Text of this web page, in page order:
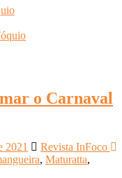
o Carnaval
2021
Revista InFoco
, Maturatta,